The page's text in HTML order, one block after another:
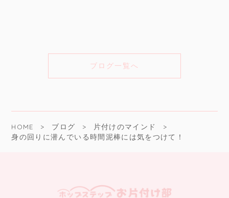
ブログ一覧へ
HOME ブログ
片付けのマインド
身の回りに潜んでいる時間泥棒には気をつけて！